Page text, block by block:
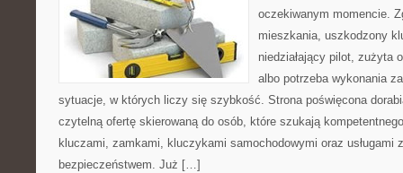
oczekiwanym momencie.
mieszkania, uszkodzony
niedziałający pilot, zużyta
albo potrzeba wykonania
sytuacje, w których liczy się szybkość. Strona poświęcona
czytelną ofertę skierowaną do osób, które szukają
kluczami, zamkami, kluczykami samochodowymi oraz usługami
bezpieczeństwem. Już […]